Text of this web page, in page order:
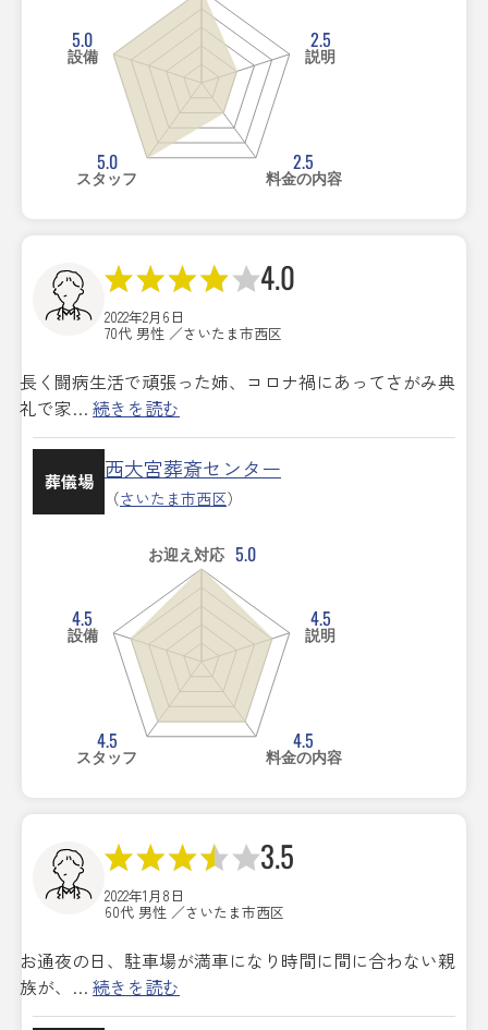
2.5
説明
2.5
料金の内容
5.0
スタッフ
5.0
設備
4.0
2022年2月6日
70代 男性 ／さいたま市西区
長く闘病生活で頑張った姉、コロナ禍にあってさがみ典
礼で家… 続きを読む
葬儀場 西大宮葬斎センター
（さいたま市西区）
お迎え対応 5.0
4.5
説明
4.5
料金の内容
4.5
スタッフ
4.5
設備
3.5
2022年1月8日
60代 男性 ／さいたま市西区
お通夜の日、駐車場が満車になり時間に間に合わない親
族が、… 続きを読む